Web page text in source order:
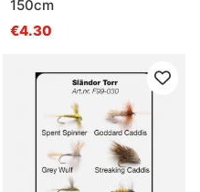
150cm
€4.30